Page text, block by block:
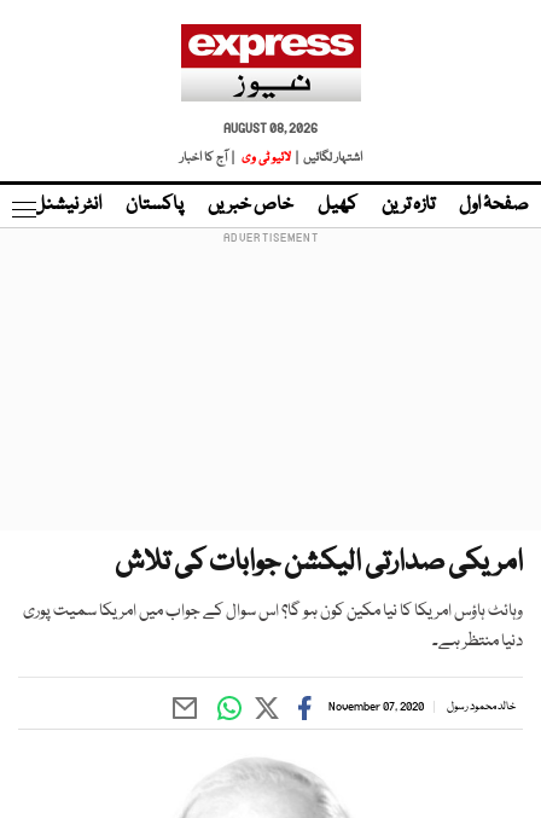
AUGUST 08, 2026
اشتہار لگائیں |
لائیو ٹی وی | آج کا اخبار
صفحۂ اول تازہ ترین کھیل خاص خبریں پاکستان انٹر نیشنل
امریکی صدارتی الیکشن جوابات کی تلاش
وہائٹ ہاؤس امریکا کا نیا مکین کون ہو گا؟ اس سوال کے جواب میں امریکا سمیت پوری
دنیا منتظر ہے۔
خالد محمود رسول November 07, 2020